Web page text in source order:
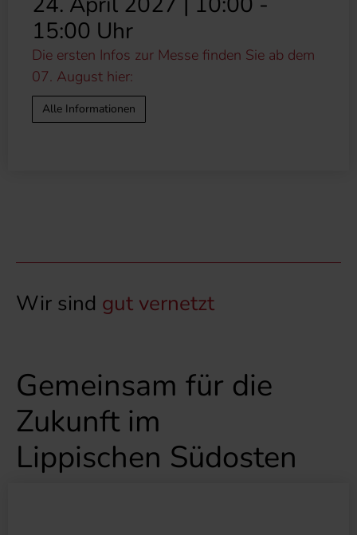
15:00 Uhr
Die ersten Infos zur Messe finden Sie ab dem
07. August hier:
Alle Informationen
Wir sind gut vernetzt
Gemeinsam für die
Zukunft im
Lippischen Südosten